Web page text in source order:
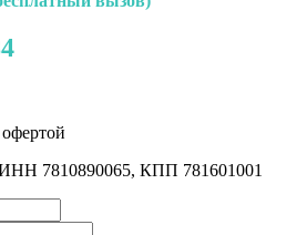
7810890065, КПП 781601001